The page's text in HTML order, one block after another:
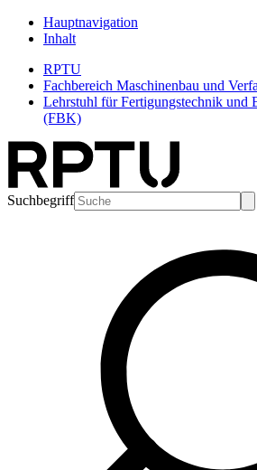
Hauptnavigation
Inhalt
RPTU
Fachbereich Maschinenbau und
Lehrstuhl für Fertigungstechnik und
(FBK)
Suchbegriff